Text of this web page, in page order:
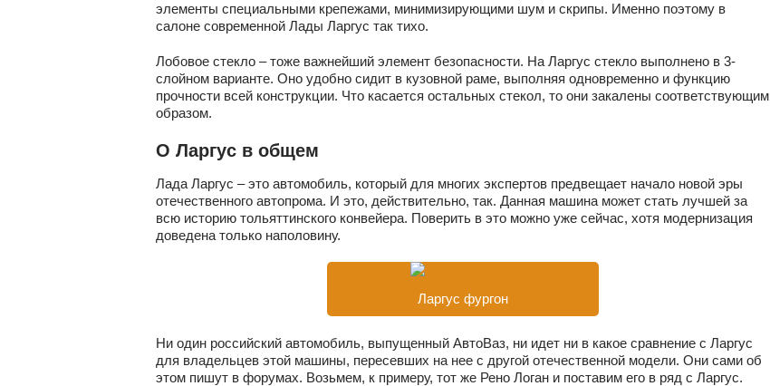
элементы специальными крепежами, минимизирующими шум и скрипы. Именно поэтому в
салоне современной Лады Ларгус так тихо.
Лобовое стекло – тоже важнейший элемент безопасности. На Ларгус стекло выполнено в 3-
слойном варианте. Оно удобно сидит в кузовной раме, выполняя одновременно и функцию
прочности всей конструкции. Что касается остальных стекол, то они закалены соответствующим
образом.
О Ларгус в общем
Лада Ларгус – это автомобиль, который для многих экспертов предвещает начало новой эры
отечественного автопрома. И это, действительно, так. Данная машина может стать лучшей за
всю историю тольяттинского конвейера. Поверить в это можно уже сейчас, хотя модернизация
доведена только наполовину.
Ларгус фургон
Ни один российский автомобиль, выпущенный АвтоВаз, ни идет ни в какое сравнение с Ларгус
для владельцев этой машины, пересевших на нее с другой отечественной модели. Они сами об
этом пишут в форумах. Возьмем, к примеру, тот же Рено Логан и поставим его в ряд с Ларгус.